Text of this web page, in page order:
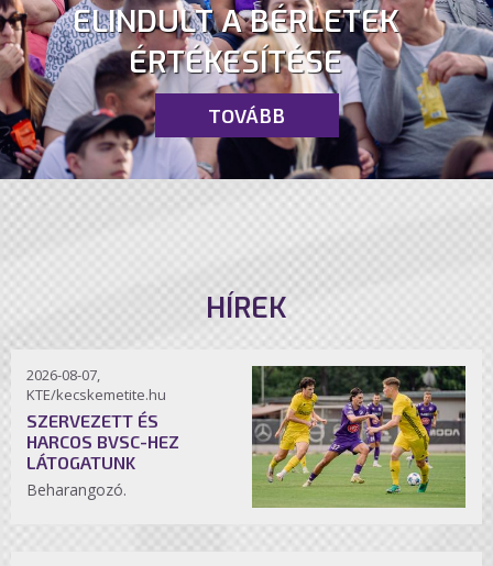
ELINDULT A BÉRLETEK
ÉRTÉKESÍTÉSE
TOVÁBB
HÍREK
2026-08-07,
KTE/kecskemetite.hu
SZERVEZETT ÉS
HARCOS BVSC-HEZ
LÁTOGATUNK
Beharangozó.